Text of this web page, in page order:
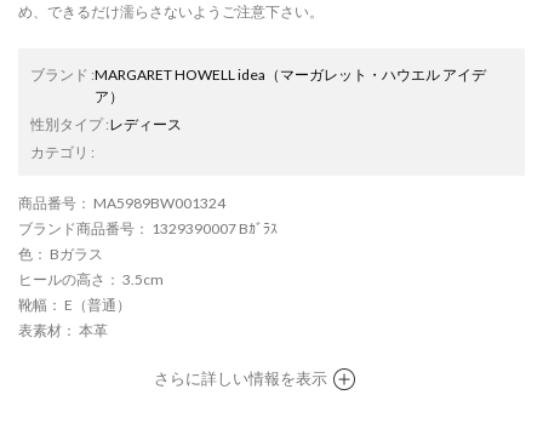
め、できるだけ濡らさないようご注意下さい。
ブランド :MARGARET HOWELL idea （マーガレット・ハウエル アイデ
ア）
性別タイプ:レディース
カテゴリ :
商品番号 ： MA5989BW001324
ブランド商品番号 ： 1329390007 Bｶﾞﾗｽ
色 ： Bガラス
ヒールの高さ ： 3.5cm
靴幅 ： E（普通）
表素材 ： 本革
さらに詳しい情報を表示